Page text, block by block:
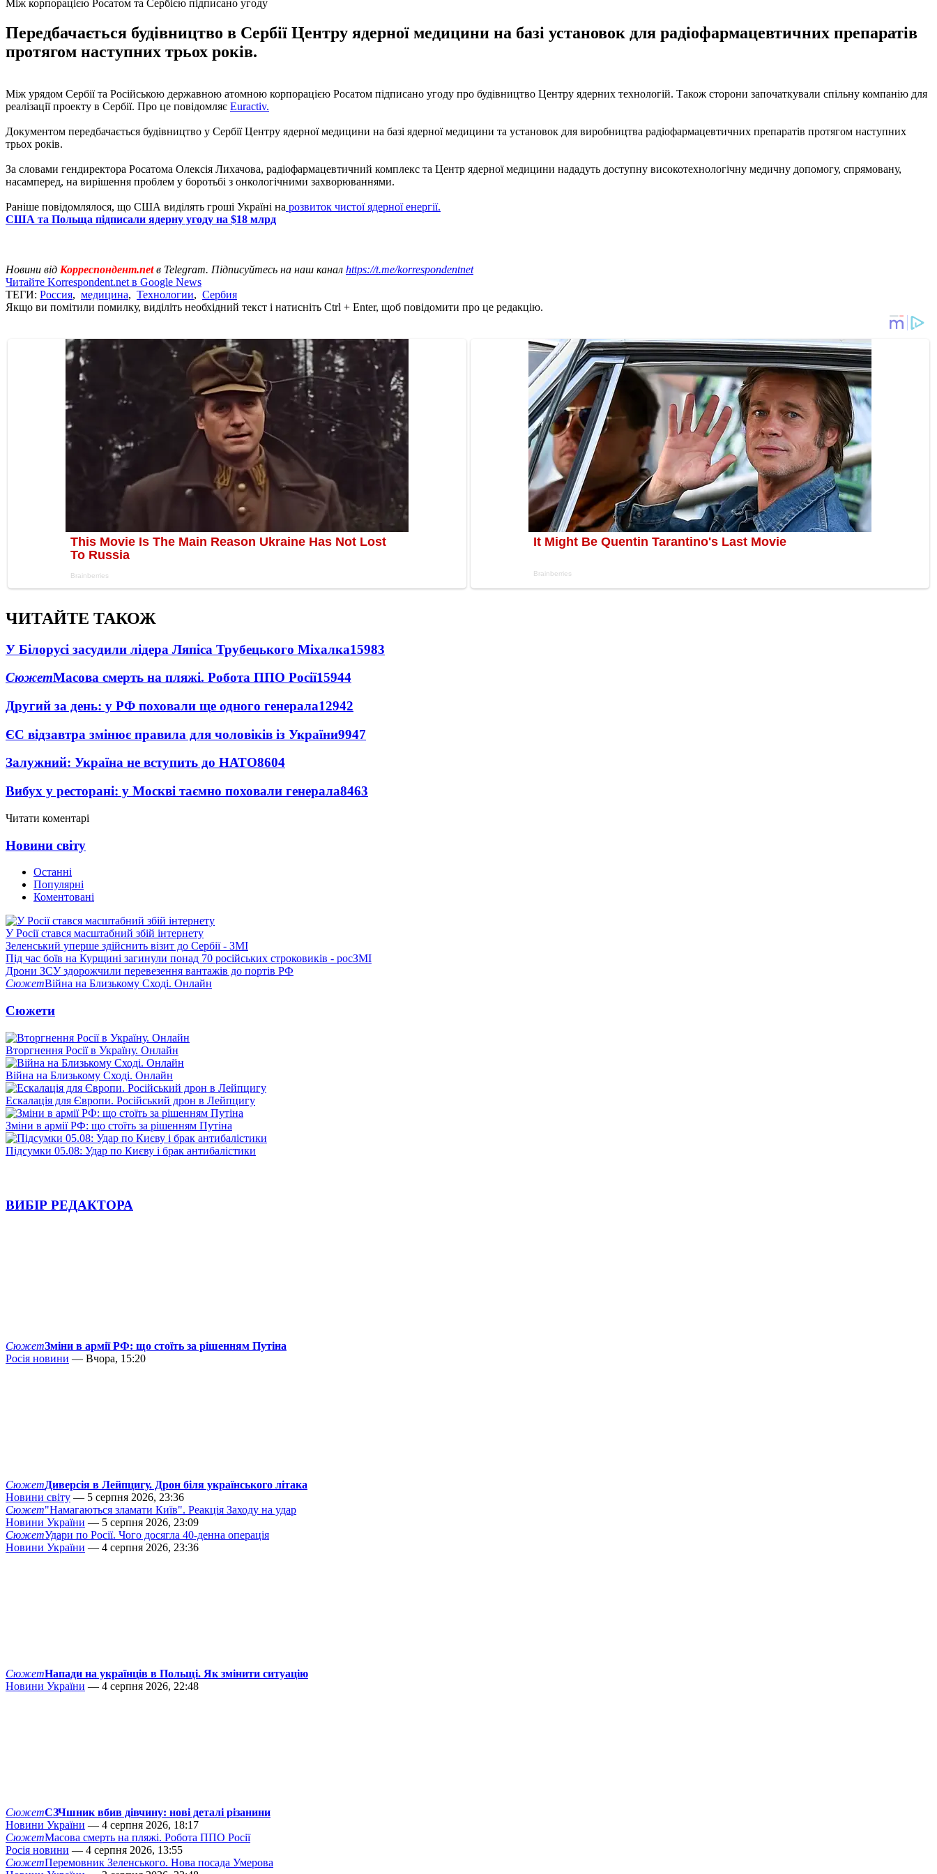
Між корпорацією Росатом та Сербією підписано угоду
Передбачається будівництво в Сербії Центру ядерної медицини на базі установок для радіофармацевтичних препаратів
протягом наступних трьох років.
Між урядом Сербії та Російською державною атомною корпорацією Росатом підписано угоду про будівництво Центру ядерних технологій. Також сторони започаткували спільну компанію для
реалізації проекту в Сербії. Про це повідомляє Euractiv.
Документом передбачається будівництво у Сербії Центру ядерної медицини на базі ядерної медицини та установок для виробництва радіофармацевтичних препаратів протягом наступних
трьох років.
За словами гендиректора Росатома Олексія Лихачова, радіофармацевтичний комплекс та Центр ядерної медицини нададуть доступну високотехнологічну медичну допомогу, спрямовану,
насамперед, на вирішення проблем у боротьбі з онкологічними захворюваннями.
Раніше повідомлялося, що США виділять гроші Україні на розвиток чистої ядерної енергії.
США та Польща підписали ядерну угоду на $18 млрд
Новини від Корреспондент.netв Telegram. Підписуйтесь на наш канал https://t.me/korrespondentnet
Читайте Korrespondent.net в Google News
ТЕГИ: Россия, медицина, Технологии, Сербия
Якщо ви помітили помилку, виділіть необхідний текст і натисніть Ctrl + Enter, щоб повідомити про це редакцію.
ЧИТАЙТЕ ТАКОЖ
У Білорусі засудили лідера Ляпіса Трубецького Міхалка15983
СюжетМасова смерть на пляжі. Робота ППО Росії15944
Другий за день: у РФ поховали ще одного генерала12942
ЄС відзавтра змінює правила для чоловіків із України9947
Залужний: Україна не вступить до НАТО8604
Вибух у ресторані: у Москві таємно поховали генерала8463
Читати коментарі
Новини світу
Останні
Популярні
Коментовані
У Росії стався масштабний збій інтернету
Зеленський уперше здійснить візит до Сербії - ЗМІ
Під час боїв на Курщині загинули понад 70 російських строковиків - росЗМІ
Дрони ЗСУ здорожчили перевезення вантажів до портів РФ
СюжетВійна на Близькому Сході. Онлайн
Сюжети
Вторгнення Росії в Україну. Онлайн
Війна на Близькому Сході. Онлайн
Ескалація для Європи. Російський дрон в Лейпцигу
Зміни в армії РФ: що стоїть за рішенням Путіна
Підсумки 05.08: Удар по Києву і брак антибалістики
ВИБІР РЕДАКТОРА
СюжетЗміни в армії РФ: що стоїть за рішенням Путіна
Росія новини — Вчора, 15:20
СюжетДиверсія в Лейпцигу. Дрон біля українського літака
Новини світу — 5 серпня 2026, 23:36
Сюжет"Намагаються зламати Київ". Реакція Заходу на удар
Новини України — 5 серпня 2026, 23:09
СюжетУдари по Росії. Чого досягла 40-денна операція
Новини України — 4 серпня 2026, 23:36
СюжетНапади на українців в Польщі. Як змінити ситуацію
Новини України — 4 серпня 2026, 22:48
СюжетСЗЧшник вбив дівчину: нові деталі різанини
Новини України — 4 серпня 2026, 18:17
СюжетМасова смерть на пляжі. Робота ППО Росії
Росія новини — 4 серпня 2026, 13:55
СюжетПеремовник Зеленського. Нова посада Умерова